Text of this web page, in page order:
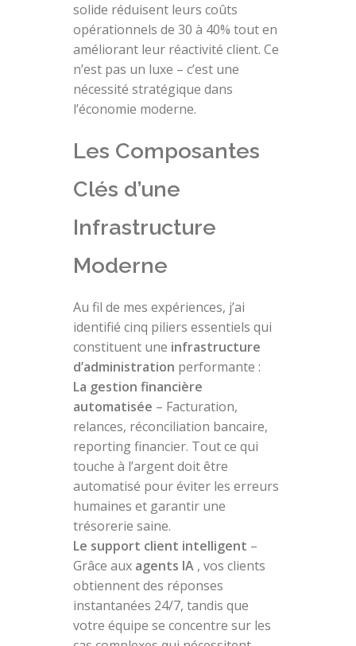
solide réduisent leurs coûts
opérationnels de 30 à 40% tout en
améliorant leur réactivité client. Ce
n’est pas un luxe – c’est une
nécessité stratégique dans
l’économie moderne.
Les Composantes
Clés d’une
Infrastructure
Moderne
Au fil de mes expériences, j’ai
identifié cinq piliers essentiels qui
constituent une infrastructure
d’administration performante :
La gestion financière
automatisée – Facturation,
relances, réconciliation bancaire,
reporting financier. Tout ce qui
touche à l’argent doit être
automatisé pour éviter les erreurs
humaines et garantir une
trésorerie saine.
Le support client intelligent –
Grâce aux agents IA, vos clients
obtiennent des réponses
instantanées 24/7, tandis que
votre équipe se concentre sur les